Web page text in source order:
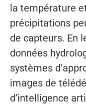
la température
précipitations
de capteurs. En
données
systèmes
images de
d’intelligence